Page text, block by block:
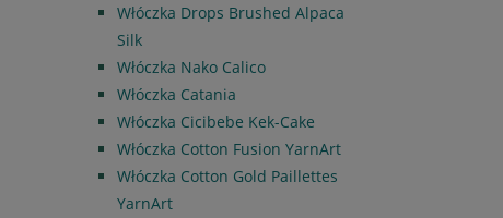
Włóczka Drops Brushed Alpaca
Silk
Włóczka Nako Calico
Włóczka Catania
Włóczka Cicibebe Kek-Cake
Włóczka Cotton Fusion YarnArt
Włóczka Cotton Gold Paillettes
YarnArt